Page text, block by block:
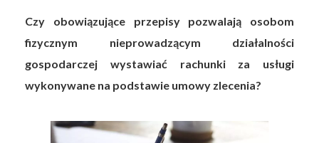
Czy obowiązujące przepisy pozwalają osobom
fizycznym nieprowadzącym działalności
gospodarczej wystawiać rachunki za usługi
wykonywane na podstawie umowy zlecenia?